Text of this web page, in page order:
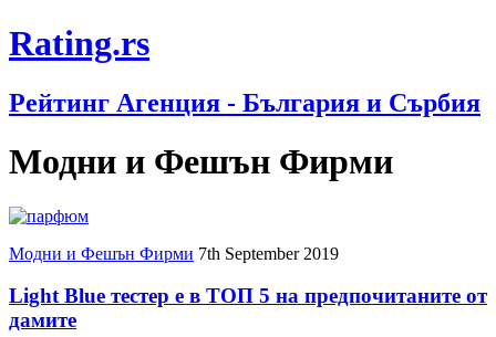
Rating.rs
Рейтинг Агенция - България и Сърбия
Модни и Фешън Фирми
Модни и Фешън Фирми 7th September 2019
Light Blue тестер е в ТОП 5 на предпочитаните от
дамите